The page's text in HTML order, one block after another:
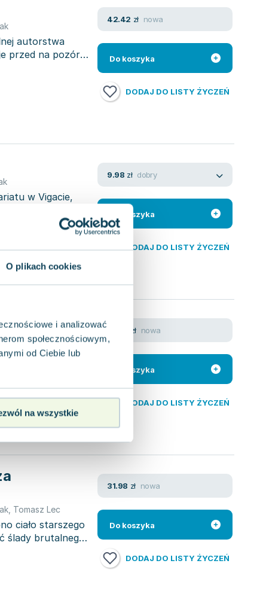
O plikach cookies
i analizować
społecznościowym,
od Ciebie lub
na wszystkie
autorstwa
przed na pozór
42.42 zł nowa
Do koszyka
DODAJ DO LISTY ŻYCZEŃ
w Vigacie,
9.98 zł dobry
Do koszyka
DODAJ DO LISTY ŻYCZEŃ
, Monika Woźniak ,Eryk Głodziński
zł nowa
Do koszyka
DODAJ DO LISTY ŻYCZEŃ
Tomasz Lec
ciało starszego
ślady brutalnego
31.98 zł nowa
Do koszyka
DODAJ DO LISTY ŻYCZEŃ